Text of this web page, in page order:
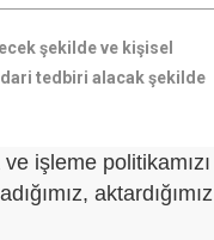
şekilde ve kişisel
tedbiri alacak şekilde
işleme politikamızı